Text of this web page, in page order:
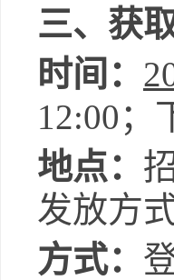
三、获
时间：
12:00；
地点：
发放方
方式：